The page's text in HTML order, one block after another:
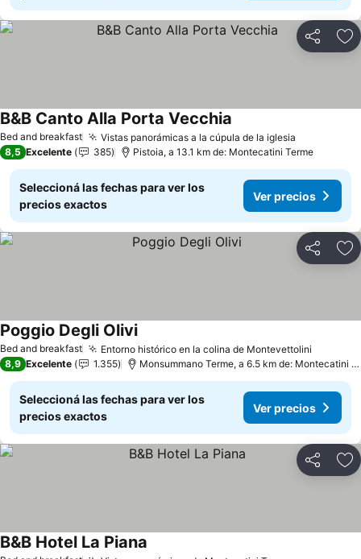
Compartir
Bed and breakfast Vistas panorámicas a la cúpula de la iglesia
B&B Canto Alla Porta Vecchia
8,5 Excelente 385 Pistoia, a 13.1 km de: Montecatini Terme
Seleccioná las fechas para ver los
precios exactos
Ver precios
Compartir
Bed and breakfast Entorno histórico en la colina de Montevettolini
Poggio Degli OliviVer precios
8,9 Excelente 1.355 Monsummano Terme, a 6.5 km de: Montecatini
Seleccioná las fechas para ver los
precios exactos
Ver precios
Compartir
B&B Hotel La Piana